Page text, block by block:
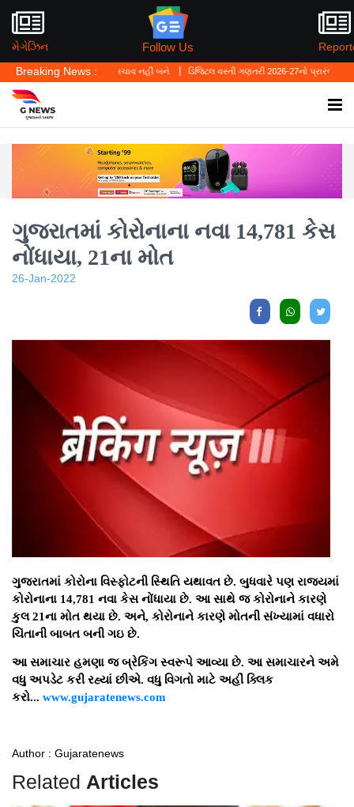
મેગેઝિન Follow Us
Breaking News :
લો' ગુનાનો બચાવ નહીં બને ડિજિટલ વસ્તી ગણતરી 2026-27નો પ્રારંભ, ઘર બેઠા આજે જ
ગુજરાતમાં કોરોનાના નવા 14,781 કેસ
નોંધાયા, 21ના મોત
26-Jan-2022
ગુજરાતમાં કોરોના વિસ્ફોટની સ્થિતિ યથાવત છે. બુધવારે પણ રાજયમાં
કોરોનાના 14,781 નવા કેસ નોંધાયા છે. આ સાથે જ કોરોનાને કારણે
કુલ 21ના મોત થયા છે. અને, કોરોનાને કારણે મોતની સંખ્યામાં વધારો
ચિંતાની બાબત બની ગઇ છે.
આ સમાચાર હમણા જ બ્રેકિંગ સ્વરૂપે આવ્યા છે. આ સમાચારને અમે
વધુ અપડેટ કરી રહ્યાં છીએ. વધુ વિગતો માટે અહીં ક્લિક
કરો... www.gujaratenews.com
Author : Gujaratenews
Related Articles